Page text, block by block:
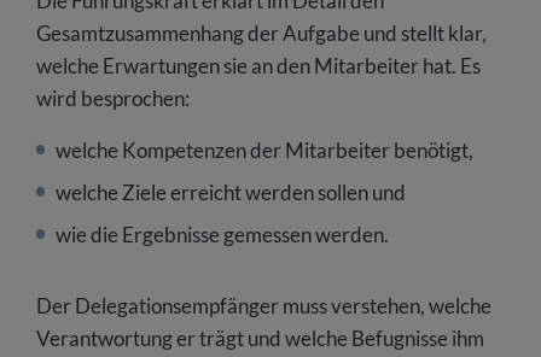
Gesamtzusammenhang der Aufgabe und stellt klar,
welche Erwartungen sie an den Mitarbeiter hat. Es
wird besprochen:
welche Kompetenzen der Mitarbeiter benötigt,
welche Ziele erreicht werden sollen und
wie die Ergebnisse gemessen werden.
Der Delegationsempfänger muss verstehen, welche
Verantwortung er trägt und welche Befugnisse ihm